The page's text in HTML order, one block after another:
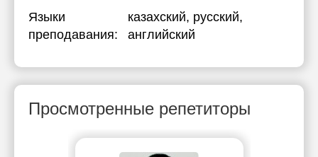
Языки
преподавания:
казахский, русский,
английский
Просмотренные репетиторы